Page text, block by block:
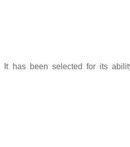
has been selected for its